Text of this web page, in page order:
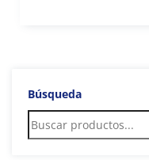
Búsqueda